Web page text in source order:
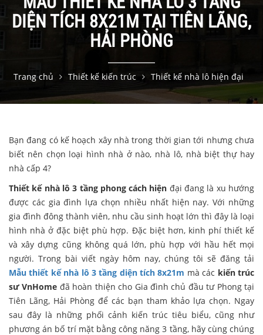
DIỆN TÍCH 8X21M TẠI TIÊN LÃNG,
HẢI PHÒNG
Trang chủ Thiết kế kiến trúc Thiết kế nhà lô hiện đại
Bạn đang có kế hoạch xây nhà trong thời gian tới nhưng chưa
biết nên chọn loại hình nhà ở nào, nhà lô, nhà biệt thự hay
nhà cấp 4?
Thiết kế nhà lô 3 tầng phong cách hiện đại đang là xu hướng
được các gia đình lựa chọn nhiều nhất hiện nay. Với những
gia đình đông thành viên, nhu cầu sinh hoạt lớn thì đây là loại
hình nhà ở đặc biệt phù hợp. Đặc biệt hơn, kinh phí thiết kế
và xây dựng cũng không quá lớn, phù hợp với hầu hết mọi
người. Trong bài viết ngày hôm nay, chúng tôi sẽ đăng tải
Mẫu thiết kế nhà lô 3 tầng diện tích 8x21m mà các kiến trúc
sư VnHome đã hoàn thiện cho Gia đình chủ đầu tư Phong tại
Tiên Lãng, Hải Phòng để các bạn tham khảo lựa chọn. Ngay
sau đây là những phối cảnh kiến trúc tiêu biểu, cũng như
phương án bố trí mặt bằng công năng 3 tầng, hãy cùng chúng